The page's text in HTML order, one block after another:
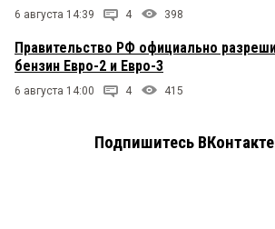
6 августа 14:39 4 398
Правительство РФ официально
бензин Евро-2 и Евро-3
6 августа 14:00 4 415
Подпишитесь